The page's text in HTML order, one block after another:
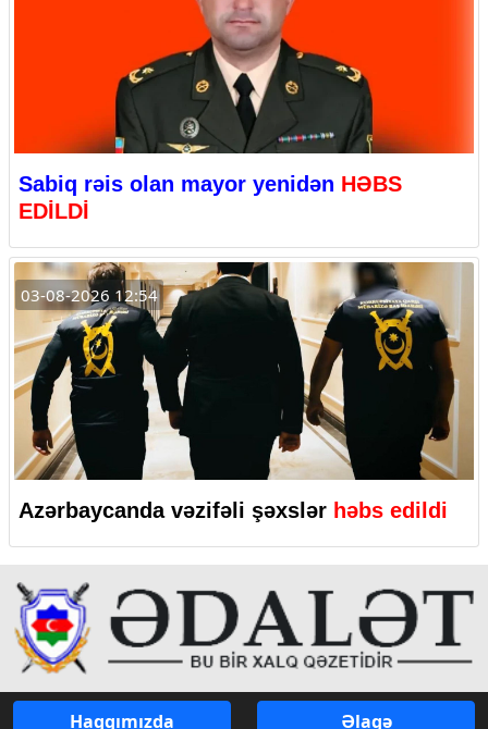
Sabiq rəis olan mayor yenidən HƏBS
EDİLDİ
03-08-2026 12:54
Azərbaycanda vəzifəli şəxslər həbs edildi
Haqqımızda Əlaqə